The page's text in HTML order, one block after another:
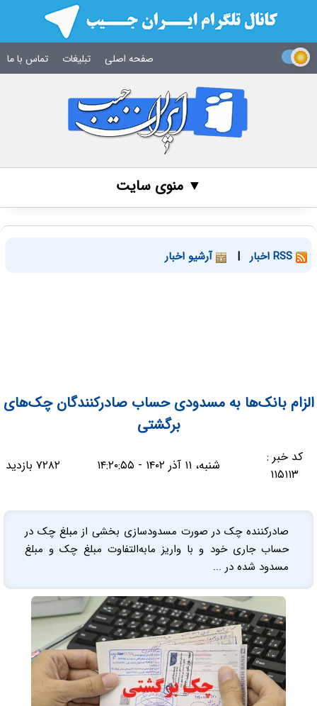
صفحه اصلی تبلیغات تماس با ما
▼ منوی سایت
| آرشیو اخبار
الزام بانک‌ها به مسدودی حساب‌ صادرکنندگان چک‌های
برگشتی
کد خبر :
۱۱۵۱۱۳
شنبه، ۱۱ آذر ۱۴۰۲ - ۱۴:۲۰:۵۵ ۷۲۸۲ بازدید
صادرکننده چک در صورت مسدودسازی بخشی از مبلغ چک در
حساب جاری خود و با واریز مابه‌التفاوت مبلغ چک و مبلغ
مسدود شده در ...